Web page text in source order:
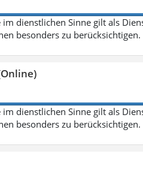
dienstlichen Sinne gilt als
besonders zu berücksichtigen.
dienstlichen Sinne gilt als
besonders zu berücksichtigen.